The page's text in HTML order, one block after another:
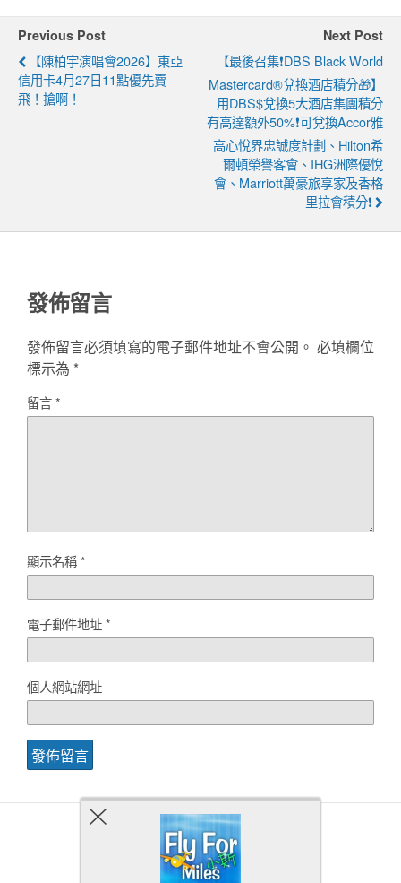
Previous Post
【陳柏宇演唱會2026】東亞
信用卡4月27日11點優先賣
飛！搶啊！
Next Post
【最後召集❗DBS Black World
Mastercard®兌換酒店積分🎁】
用DBS$兌換5大酒店集團積分
有高達額外50%❗可兌換Accor雅
高心悅界忠誠度計劃、Hilton希
爾頓榮譽客會、IHG洲際優悅
會、Marriott萬豪旅享家及香格
里拉會積分❗
發佈留言
發佈留言必須填寫的電子郵件地址不會公開。 必填欄位
標示為 *
留言*
顯示名稱*
電子郵件地址*
個人網站網址
Back to top